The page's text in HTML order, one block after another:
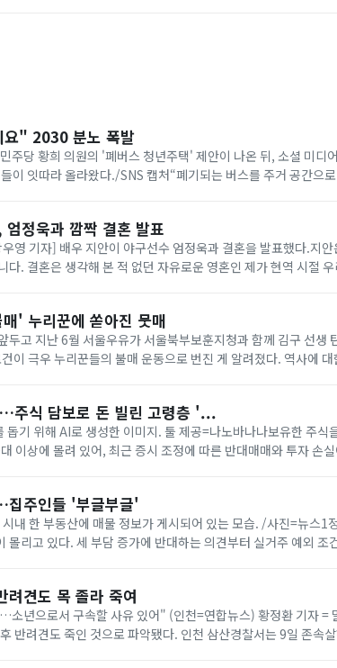
요" 2030 분노 폭발
주당 황희 의원의 '폐버스 청년주택' 제안이 나온 뒤, 소셜 미디어
이 잇따라 올라왔다./SNS 캡처“폐기되는 버스를 주거 공간으
정욱과 깜짝 결혼 발표
영 기자] 배우 지안이 야구선수 엄정욱과 결혼을 발표했다.지안
. 결혼은 생각해 본 적 없던 자유로운 영혼인 제가 현역 시절
' 누리꾼에 쏟아진 뭇매
고 지난 6월 서울우유가 서울북부보훈지청과 함께 김구 선생
이 극우 누리꾼들의 불매 운동으로 번진 게 알려졌다. 역사에 대
주식 담보로 돈 빌린 고령층 '...
기 위해 AI로 생성한 이미지. 툴 제공=나노바나나보유한 주식
이상에 몰려 있어, 최근 증시 조정에 따른 반대매매와 투자 손
주인들 '부글부글'
내 한 부동산에 매물 정보가 게시되어 있는 모습. /사진=뉴스1
몰리고 있다. 세 부담 증가에 반대하는 의견부터 실거주 예외 조
견도 목 졸라 죽여
소년으로서 구속할 사유 있어" (인천=연합뉴스) 황정환 기자 =
반려견도 죽인 것으로 파악됐다. 인천 삼산경찰서는 9일 존속